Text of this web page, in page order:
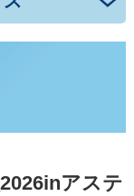
アステ